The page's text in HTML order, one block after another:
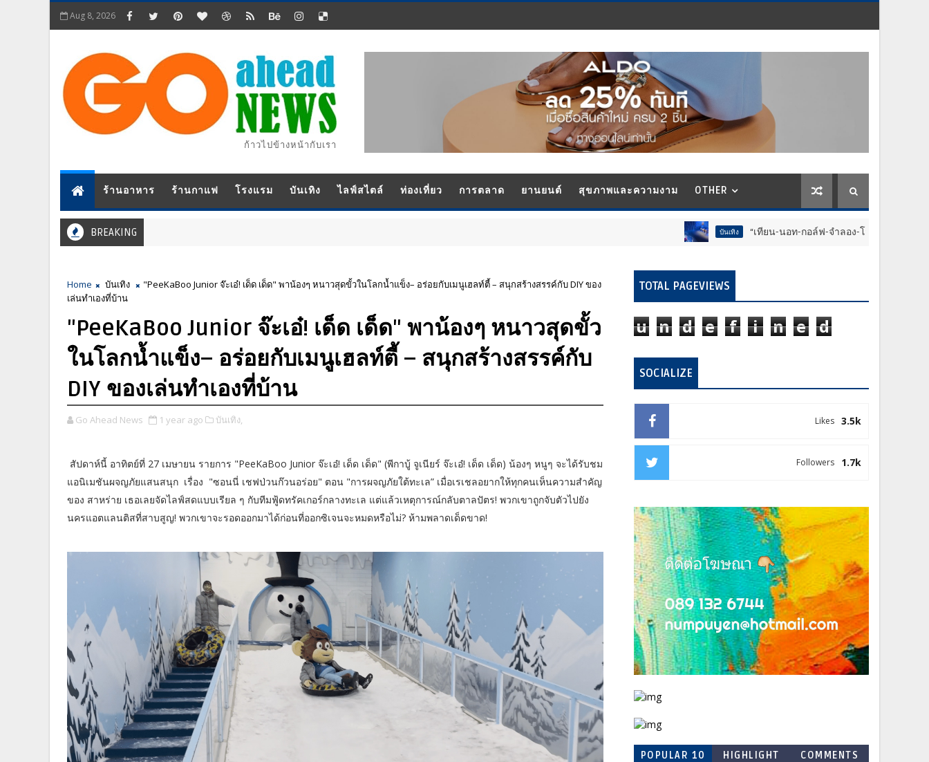
Aug 8, 2026
ก้าวไปข้างหน้ากับเรา
ร้านอาหาร ร้านกาแฟ โรงแรม บันเทิง ไลฟ์สไตล์ ท่องเที่ยว การตลาด ยานยนต์ สุขภาพและความงาม OTHER
BREAKING “เทียน-นอท-กอล์ฟ-จำลอง-โฟล์ค” ร้องจ๊าก!! อุปกรณ์ม่วนจอย
Home บันเทิง
"PeeKaBoo Junior จ๊ะเอ๋! เด็ด เด็ด" พาน้องๆ หนาวสุดขั้วในโลกน้ำแข็ง– อร่อยกับเมนูเฮลท์ตี้ – สนุกสร้างสรรค์กับ DIY ของ
เล่นทำเองที่บ้าน
"PeeKaBoo Junior จ๊ะเอ๋! เด็ด เด็ด" พาน้องๆ หนาวสุดขั้ว
ในโลกน้ำแข็ง– อร่อยกับเมนูเฮลท์ตี้ – สนุกสร้างสรรค์กับ
DIY ของเล่นทำเองที่บ้าน
Go Ahead News 1 year ago บันเทิง,
สัปดาห์นี้ อาทิตย์ที่ 27 เมษายน รายการ "PeeKaBoo Junior จ๊ะเอ๋! เด็ด เด็ด" (พีกาบู้ จูเนียร์ จ๊ะเอ๋! เด็ด เด็ด) น้องๆ หนูๆ จะได้รับชม
แอนิเมชันผจญภัยแสนสนุก เรื่อง "ซอนนี่ เชฟป่วนก๊วนอร่อย" ตอน "การผจญภัยใต้ทะเล” เมื่อเรเชลอยากให้ทุกคนเห็นความสำคัญ
ของ สาหร่าย เธอเลยจัดไลฟ์สดแบบเรียล ๆ กับทีมฟู้ดทรัคเกอร์กลางทะเล แต่แล้วเหตุการณ์กลับตาลปัตร! พวกเขาถูกจับตัวไปยัง
นครแอตแลนติสที่สาบสูญ! พวกเขาจะรอดออกมาได้ก่อนที่ออกซิเจนจะหมดหรือไม่? ห้ามพลาดเด็ดขาด!
TOTAL PAGEVIEWS
u n d e f i n e d
SOCIALIZE
3.5k
Likes
1.7k
Followers
POPULAR 10 HIGHLIGHT COMMENTS